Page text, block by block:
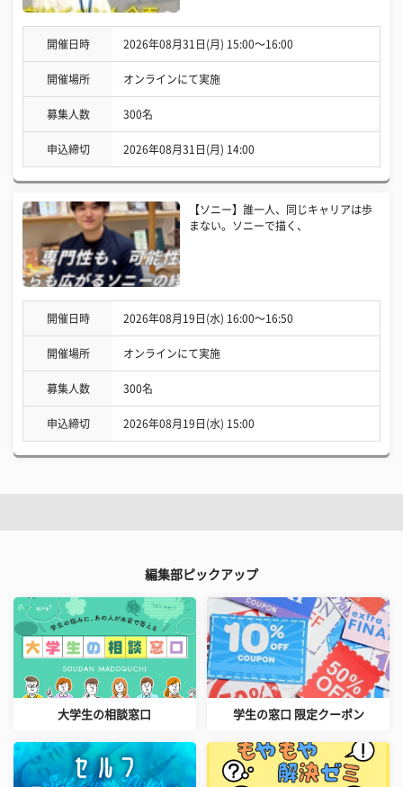
開催日時 2026年08月31日(月) 15:00〜16:00
開催場所 オンラインにて実施
募集人数 300名
申込締切 2026年08月31日(月) 14:00
【ソニー】誰一人、同じキャリアは歩
まない。ソニーで描く、
開催日時 2026年08月19日(水) 16:00〜16:50
開催場所 オンラインにて実施
募集人数 300名
申込締切 2026年08月19日(水) 15:00
編集部ピックアップ
大学生の相談窓口 学生の窓口 限定クーポン